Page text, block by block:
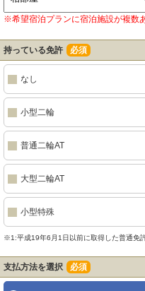
※希望宿泊プランに宿泊施設が複数
持っている免許 必須
なし
小型二輪
普通二輪AT
大型二輪AT
小型特殊
※1:平成19年6月1日以前に取得した普通免
支払方法を選択 必須